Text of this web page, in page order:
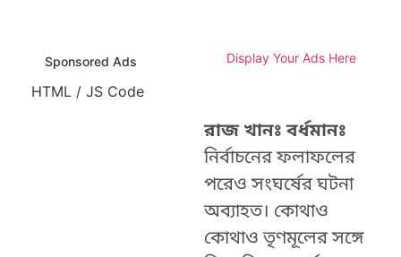
Sponsored Ads Display Your Ads Here
HTML / JS Code
রাজ খানঃ বর্ধমানঃ
নির্বাচনের ফলাফলের
পরেও সংঘর্ষের ঘটনা
অব্যাহত। কোথাও
কোথাও তৃণমূলের সঙ্গে